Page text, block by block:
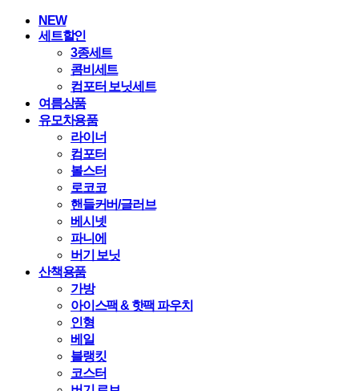
NEW
세트할인
3종세트
콤비세트
컴포터 보닛세트
여름상품
유모차용품
라이너
컴포터
볼스터
로코코
핸들커버/글러브
베시넷
파니에
버기 보닛
산책용품
가방
아이스팩 & 핫팩 파우치
인형
베일
블랭킷
코스터